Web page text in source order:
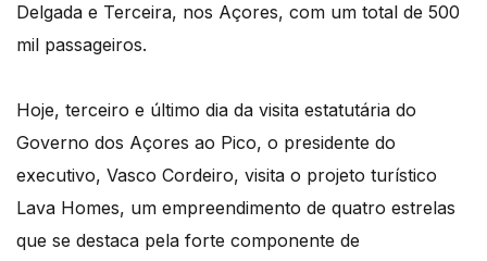
Delgada e Terceira, nos Açores, com um total de 500
mil passageiros.
Hoje, terceiro e último dia da visita estatutária do
Governo dos Açores ao Pico, o presidente do
executivo, Vasco Cordeiro, visita o projeto turístico
Lava Homes, um empreendimento de quatro estrelas
que se destaca pela forte componente de